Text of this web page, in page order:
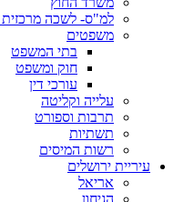
למ"ס- לשכה
משפטים
בתי המשפט
חוק ומשפט
עורכי דין
עלייה וקליטה
תרבות וספורט
תשתיות
רשות המיסים
עיריית ירושלים
אריאל
הגיחון